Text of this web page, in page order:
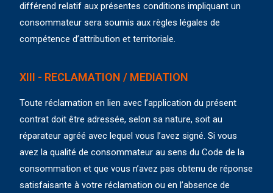
différend relatif aux présentes conditions impliquant un
consommateur sera soumis aux règles légales de
compétence d’attribution et territoriale.
XIII - RECLAMATION / MEDIATION
Toute réclamation en lien avec l’application du présent
contrat doit être adressée, selon sa nature, soit au
réparateur agréé avec lequel vous l’avez signé. Si vous
avez la qualité de consommateur au sens du Code de la
consommation et que vous n’avez pas obtenu de réponse
satisfaisante à votre réclamation ou en l’absence de